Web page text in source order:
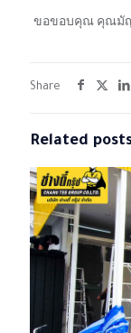
ขอขอบคุณ คุณมั
Share
Related